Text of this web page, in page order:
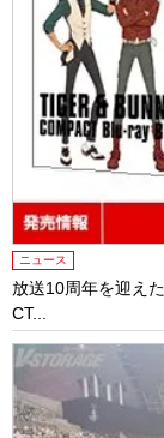
ニュース
放送10周年を迎え
CT...